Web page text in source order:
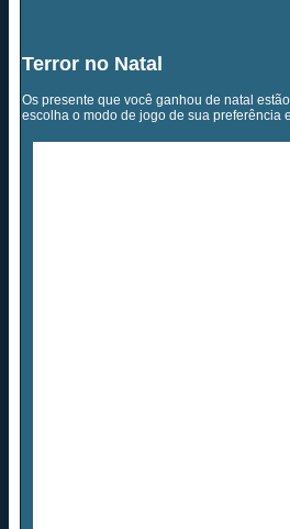
Terror no Natal
Os presente que você ganhou de natal
escolha o modo de jogo de sua preferência